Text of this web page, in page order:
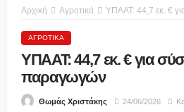
Αρχική Αγροτικά ΥΠΑΑΤ: 44,7 εκ. € για
ΑΓΡΟΤΙΚΆ
ΥΠΑΑΤ: 44,7 εκ. € για
παραγωγών
Θωμάς Χριστάκης 24/06/2026